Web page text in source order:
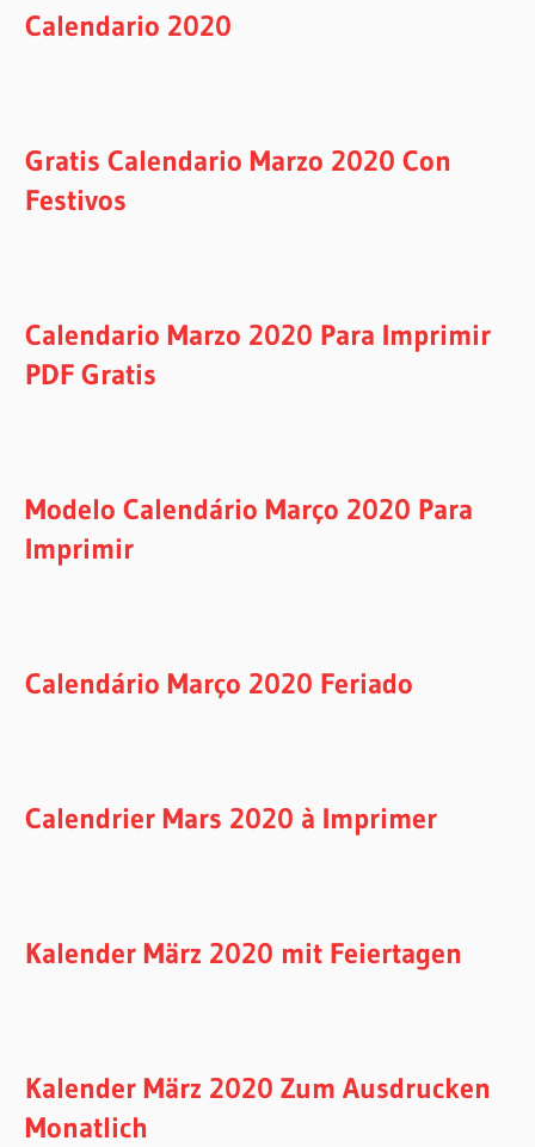
Calendario 2020
Gratis Calendario Marzo 2020 Con
Festivos
Calendario Marzo 2020 Para Imprimir
PDF Gratis
Modelo Calendário Março 2020 Para
Imprimir
Calendário Março 2020 Feriado
Calendrier Mars 2020 à Imprimer
Kalender März 2020 mit Feiertagen
Kalender März 2020 Zum Ausdrucken
Monatlich